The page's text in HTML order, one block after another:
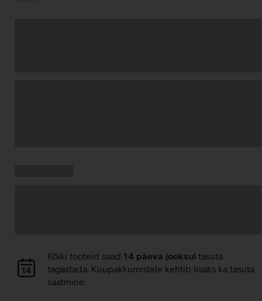
Andmete
laadimine
Kõiki tooteid saad 14 päeva jooksul tasuta
tagastada. Kuupakkumistele kehtib lisaks ka tasuta
saatmine.